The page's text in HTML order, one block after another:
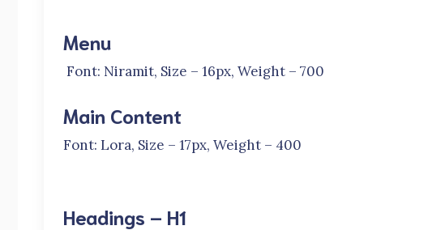
Menu
Font: Niramit, Size – 16px, Weight – 700
Main Content
Font: Lora, Size – 17px, Weight – 400
Headings – H1